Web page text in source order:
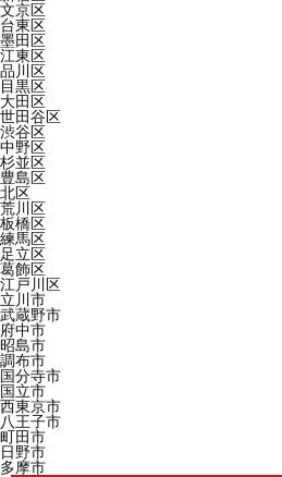
文京区
台東区
墨田区
江東区
品川区
目黒区
大田区
世田谷区
渋谷区
中野区
杉並区
豊島区
北区
荒川区
板橋区
練馬区
足立区
葛飾区
江戸川区
立川市
武蔵野市
府中市
昭島市
調布市
国分寺市
国立市
西東京市
八王子市
町田市
日野市
多摩市